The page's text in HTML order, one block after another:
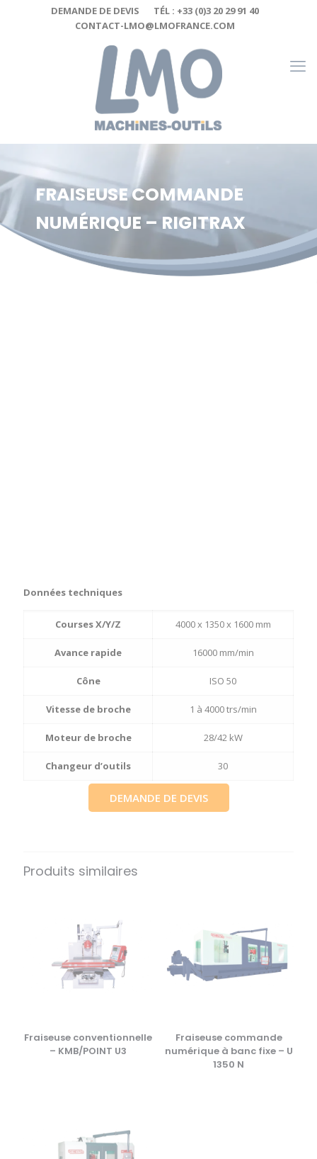
DEMANDE DE DEVIS
TÉL : +33 (0)3 20 29 91 40
CONTACT-LMO@LMOFRANCE.COM
FRAISEUSE COMMANDE
NUMÉRIQUE – RIGITRAX
Données techniques
Courses X/Y/Z 4000 x 1350 x 1600 mm
Avance rapide 16000 mm/min
Cône ISO 50
Vitesse de broche 1 à 4000 trs/min
Moteur de broche 28/42 kW
Changeur d’outils 30
DEMANDE DE DEVIS
Produits similaires
Fraiseuse conventionnelle
– KMB/POINT U3
Fraiseuse commande
numérique à banc fixe – U
1350 N
Cookies management panel